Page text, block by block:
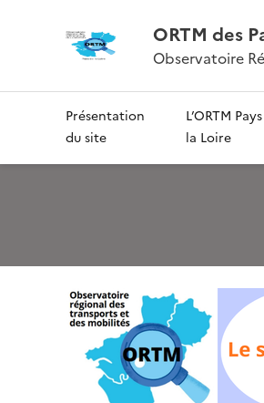
ORTM des
Observatoire
Présentation
du site
L’ORTM
la Loire
O
R
T